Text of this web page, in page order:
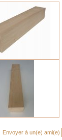
Envoyer à un(e) ami(e)